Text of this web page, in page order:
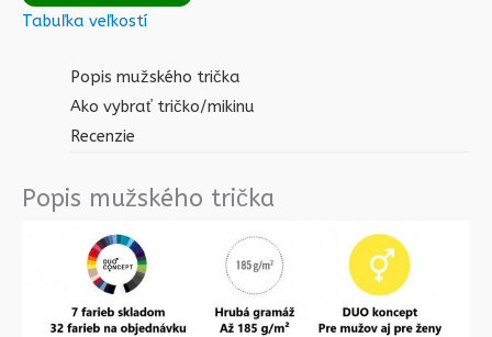
Tabuľka veľkostí
Popis mužského trička
Ako vybrať tričko/mikinu
Recenzie
Popis mužského trička